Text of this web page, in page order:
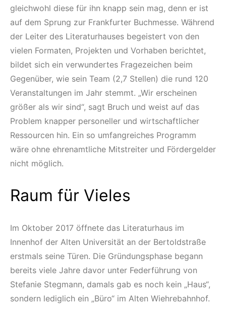
gleichwohl diese für ihn knapp sein mag, denn er ist
auf dem Sprung zur Frankfurter Buchmesse. Während
der Leiter des Literaturhauses begeistert von den
vielen Formaten, Projekten und Vorhaben berichtet,
bildet sich ein verwundertes Fragezeichen beim
Gegenüber, wie sein Team (2,7 Stellen) die rund 120
Veranstaltungen im Jahr stemmt. „Wir erscheinen
größer als wir sind“, sagt Bruch und weist auf das
Problem knapper personeller und wirtschaftlicher
Ressourcen hin. Ein so umfangreiches Programm
wäre ohne ehrenamtliche Mitstreiter und Fördergelder
nicht möglich.
Raum für Vieles
Im Oktober 2017 öffnete das Literaturhaus im
Innenhof der Alten Universität an der Bertoldstraße
erstmals seine Türen. Die Gründungsphase begann
bereits viele Jahre davor unter Federführung von
Stefanie Stegmann, damals gab es noch kein „Haus“,
sondern lediglich ein „Büro“ im Alten Wiehrebahnhof.